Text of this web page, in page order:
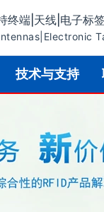
终端|天线|电子标
技术与支持